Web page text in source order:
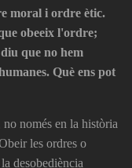
moral i ordre ètic.
obeeix l'ordre;
que no hem
Què ens pot
només en la història
les ordres o
desobediència